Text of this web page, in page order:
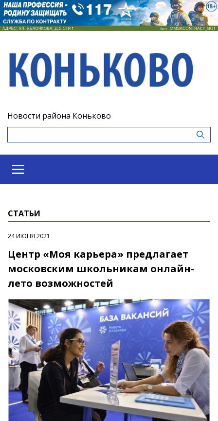
Новости района Коньково
СТАТЬИ
24 ИЮНЯ 2021
Центр «Моя карьера» предлагает
московским школьникам онлайн-
лето возможностей